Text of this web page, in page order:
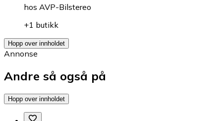
hos AVP-Bilstereo
+1 butikk
Hopp over innholdet
Annonse
Andre så også på
Hopp over innholdet